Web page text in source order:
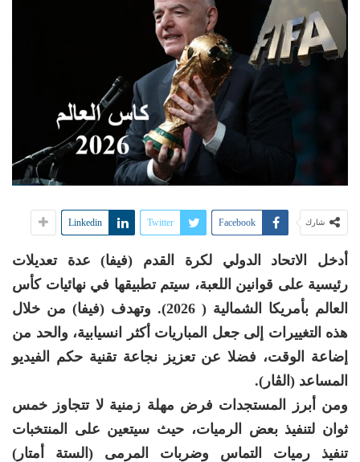
شارك Facebook
Twitter
Linkedin
أدخل الاتحاد الدولي لكرة القدم (فيفا) عدة تعديلات
رئيسية على قوانين اللعبة، سيتم تطبيقها في نهائيات كأس
العالم بأمريكا الشمالية ( 2026). وتهدف (فيفا) من خلال
هذه التغييرات إلى جعل المباريات أكثر انسيابية، والحد من
إضاعة الوقت، فضلا عن تعزيز نجاعة تقنية حكم الفيديو
المساعد (الڤار).
ومن أبرز المستجدات فرض مهلة زمنية لا تتجاوز خمس
ثوان لتنفيذ بعض الرميات، حيث سيتعين على المنتخبات
تنفيذ رميات التماس وضربات المرمى (الستة أمتار)